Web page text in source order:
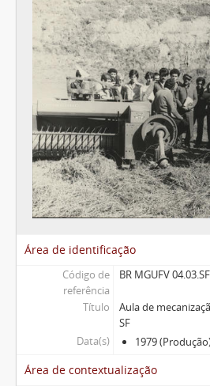
Área de identificação
Código de
referência
BR MGUFV
Título
Aula de
SF
Data(s)
1979
Área de contextualização